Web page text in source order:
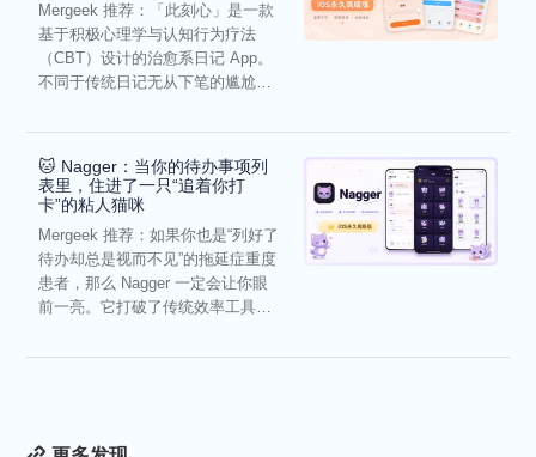
Mergeek 推荐：「此刻心」是一款
基于积极心理学与认知行为疗法
（CBT）设计的治愈系日记 App。
不同于传统日记无从下笔的尴尬，
🐱 Nagger：当你的待办事项列
表里，住进了一只“追着你打
卡”的粘人猫咪
Mergeek 推荐：如果你也是“列好了
待办却总是视而不见”的拖延症重度
患者，那么 Nagger 一定会让你眼
前一亮。它打破了传统效率工具冰